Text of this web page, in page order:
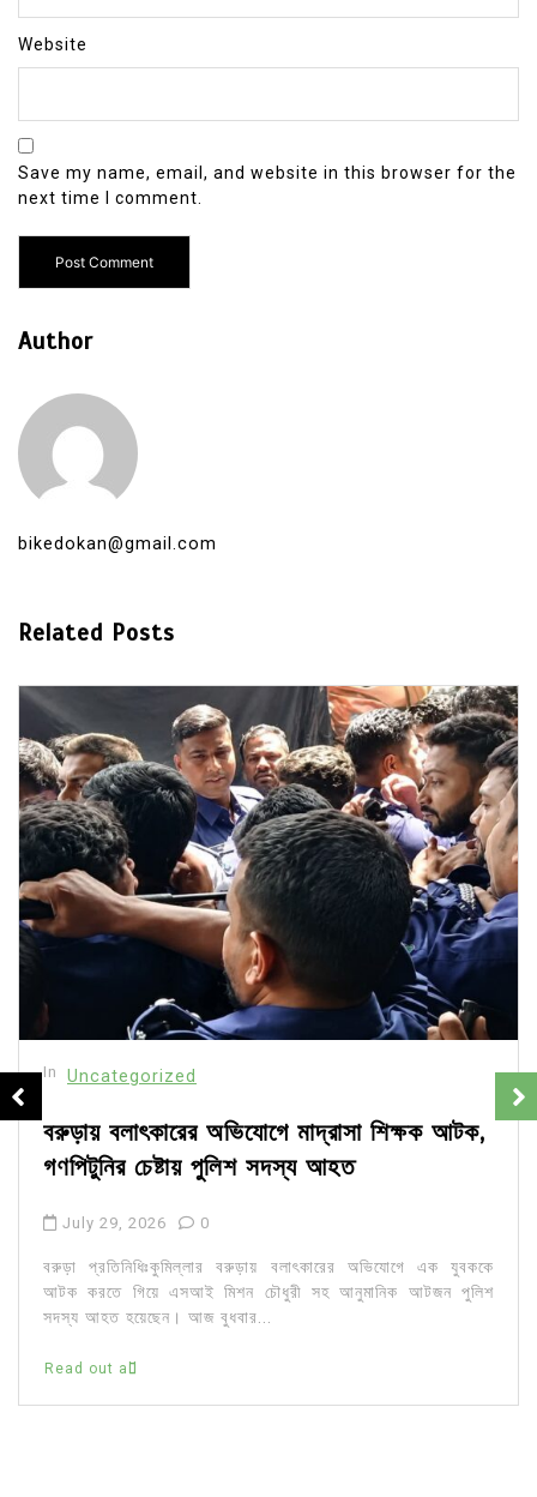
Website
Save my name, email, and website in this browser for the
next time I comment.
Author
bikedokan@gmail.com
Related Posts
In Uncategorized
বরুড়ায় বলাৎকারের অভিযোগে মাদ্রাসা শিক্ষক আটক,
গণপিটুনির চেষ্টায় পুলিশ সদস্য আহত
July 29, 2026 0
বরুড়া প্রতিনিধিঃকুমিল্লার বরুড়ায় বলাৎকারের অভিযোগে এক যুবককে
আটক করতে গিয়ে এসআই মিশন চৌধুরী সহ আনুমানিক আটজন পুলিশ
সদস্য আহত হয়েছেন। আজ বুধবার...
Read out all